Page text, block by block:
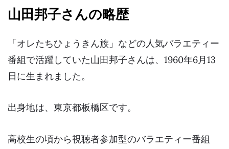
山田邦子さんの略歴
「オレたちひょうきん族」などの人気バラエティー
番組で活躍していた山田邦子さんは、1960年6月13
日に生まれました。
出身地は、東京都板橋区です。
高校生の頃から視聴者参加型のバラエティー番組